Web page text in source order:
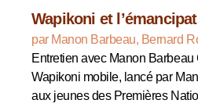
Wapikoni et
par Manon Barbeau, Bernard
Entretien avec Manon
Wapikoni mobile, lancé par
aux jeunes des Premières